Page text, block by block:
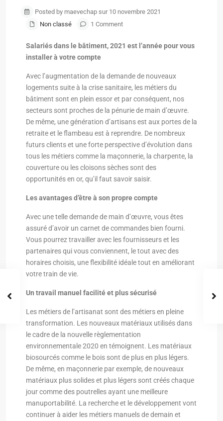
Posted by maevechap sur 10 novembre 2021
Non classé
1 Comment
Salariés dans le bâtiment, 2021 est l’année pour vous
installer à votre compte
Avec l’augmentation de la demande de nouveaux
logements suite à la crise sanitaire, les métiers du
bâtiment sont en plein essor et par conséquent, nos
secteurs sont proches de la pénurie de main d’œuvre.
De même, une génération d’artisans est aux portes de la
retraite et le flambeau est à reprendre. De nombreux
futurs clients et une forte perspective d’évolution dans
tous les métiers comme la maçonnerie, la charpente, la
couverture ou les cloisons sèches sont des
opportunités en or, qu’il faut savoir saisir.
Les avantages d’être à son propre compte
Avec une telle demande de main d’œuvre, vous êtes
assuré d’avoir un carnet de commandes bien fourni.
Vous pourrez travailler avec les fournisseurs et les
partenaires qui vous conviennent, le tout avec des
horaires choisis, une flexibilité idéale tout en améliorant
votre train de vie.
Un travail manuel facilité et plus sécurisé
Les métiers de l’artisanat sont des métiers en pleine
transformation. Les nouveaux matériaux utilisés dans
le cadre de la nouvelle règlementation
environnementale 2020 en témoignent. Les matériaux
biosourcés comme le bois sont de plus en plus légers.
De même, en maçonnerie par exemple, de nouveaux
matériaux plus solides et plus légers sont créés chaque
jour comme des poutrelles ayant une meilleure
manuportabilité. La recherche et le développement vont
continuer à aider les métiers manuels de demain et